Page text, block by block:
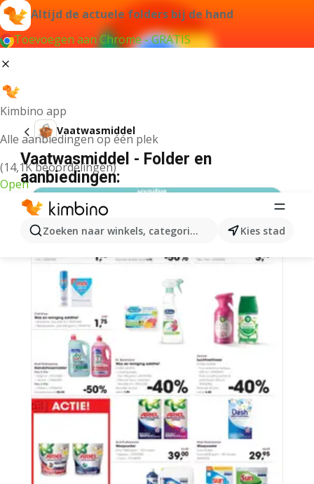
Altijd de actuele folders bij de hand
Toevoegen aan Chrome - GRATIS
Kimbino app
Alle aanbiedingen op één plek
(14,1K beoordelingen)
Open
Zoeken naar winkels, categorieën, producten...
Kies stad
Vaatwasmiddel
Vaatwasmiddel - Folder en
aanbiedingen: